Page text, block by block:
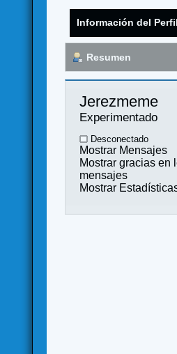
Información del Perfil
Resumen
Jerezmeme
Experimentado
Desconectado
Mostrar Mensajes
Mostrar gracias en
mensajes
Mostrar